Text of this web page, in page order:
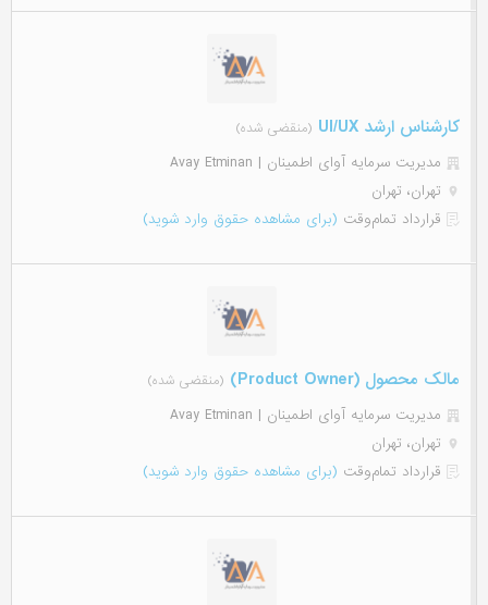
کارشناس ارشد UI/UX (منقضی شده)
مدیریت سرمایه آوای اطمینان | Avay Etminan
تهران، تهران
قرارداد تمام‌وقت (برای مشاهده حقوق وارد شوید)
مالک محصول (Product Owner) (منقضی شده)
مدیریت سرمایه آوای اطمینان | Avay Etminan
تهران، تهران
قرارداد تمام‌وقت (برای مشاهده حقوق وارد شوید)